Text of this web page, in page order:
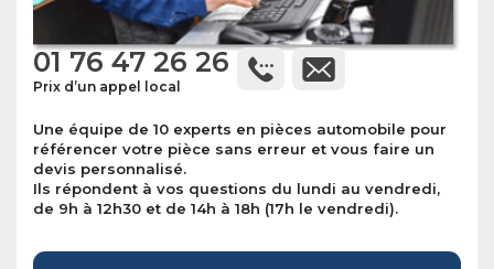
01 76 47 26 26
Prix d’un appel local
Une équipe de 10 experts en pièces automobile pour
référencer votre pièce sans erreur et vous faire un
devis personnalisé.
Ils répondent à vos questions du lundi au vendredi,
de 9h à 12h30 et de 14h à 18h (17h le vendredi).